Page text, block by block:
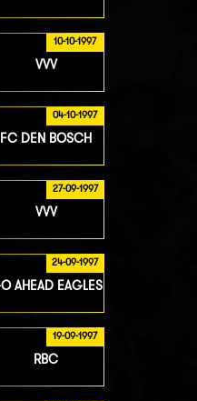
10-10-1997
VVV
04-10-1997
FC DEN BOSCH
27-09-1997
VVV
24-09-1997
AHEAD EAGLES
19-09-1997
RBC